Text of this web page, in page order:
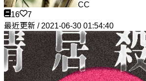
CC
16
7
最近更新 / 2021-06-30 01:54:40